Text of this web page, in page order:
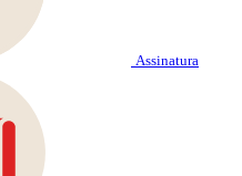
Assinatura